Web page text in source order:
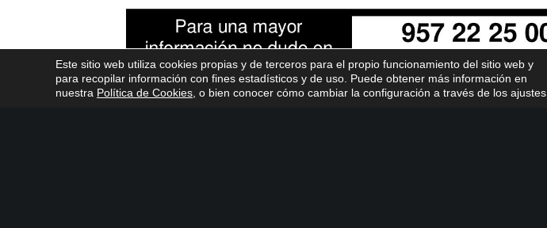
Este sitio web utiliza cookies propias y de terceros para el propio funcionamiento del sitio web y
para recopilar información con fines estadísticos y de uso. Puede obtener más información en
nuestra Política de Cookies , o bien conocer cómo cambiar la configuración a través de los ajustes